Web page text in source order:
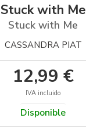
Stuck with Me
Stuck with Me
CASSANDRA PIAT
12,99 €
IVA incluido
Disponible